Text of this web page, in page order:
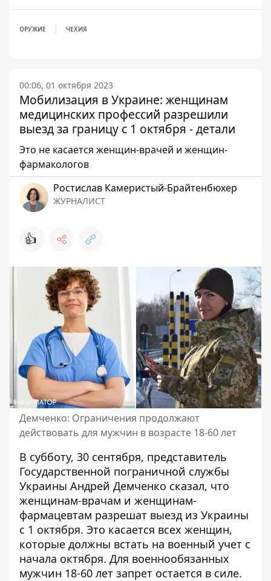
ОРУЖИЕ ЧЕХИЯ
00:06, 01 октября 2023
Мобилизация в Украине: женщинам
медицинских профессий разрешили
выезд за границу с 1 октября - детали
Это не касается женщин-врачей и женщин-
фармакологов
Ростислав Камеристый-Брайтенбюхер
ЖУРНАЛИСТ
👍
Демченко: Ограничения продолжают
действовать для мужчин в возрасте 18-60 лет
В субботу, 30 сентября, представитель
Государственной пограничной службы
Украины Андрей Демченко сказал, что
женщинам-врачам и женщинам-
фармацевтам разрешат выезд из Украины
с 1 октября. Это касается всех женщин,
которые должны встать на военный учет с
начала октября. Для военнообязанных
мужчин 18-60 лет запрет остается в силе.